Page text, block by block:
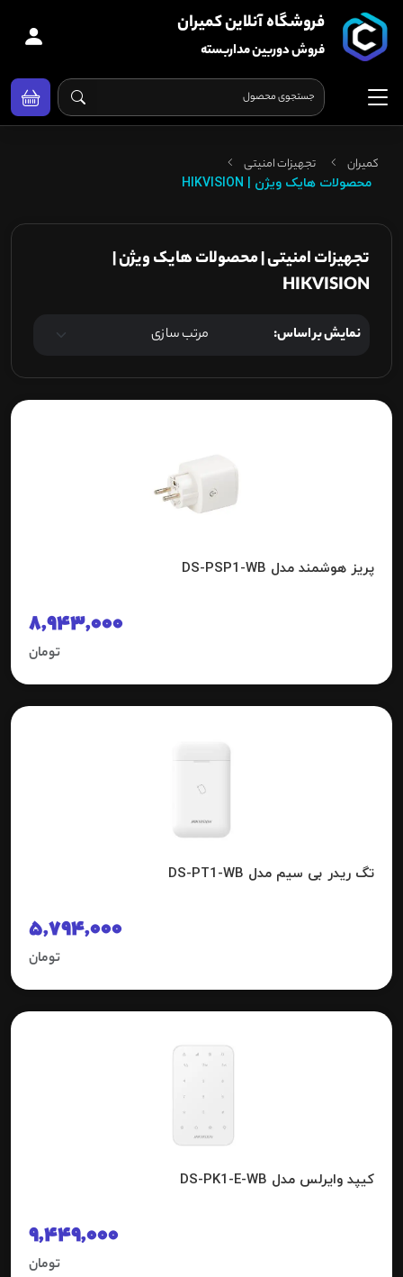
فروشگاه آنلاین کمیران
فروش دوربین مداربسته
کمیران تجهیزات امنیتی
محصولات هایک ویژن | HIKVISION
تجهیزات امنیتی | محصولات هایک ویژن |
HIKVISION
نمایش بر اساس:
پریز هوشمند مدل DS-PSP1-WB
8,943,000
تومان
تگ ریدر بی سیم مدل DS-PT1-WB
5,794,000
تومان
کیپد وایرلس مدل DS-PK1-E-WB
9,449,000
تومان